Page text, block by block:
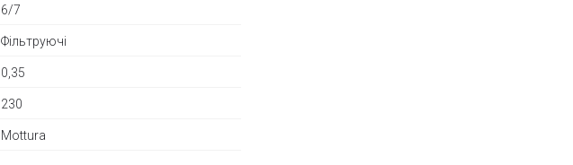
6/7
Фільтруючі
0,35
230
Mottura